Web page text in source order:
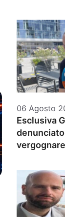
06 Agosto
Esclusiva